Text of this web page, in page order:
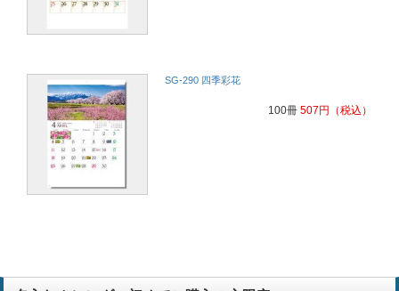
SG-290 四季彩花
100冊 507 円 （税込）